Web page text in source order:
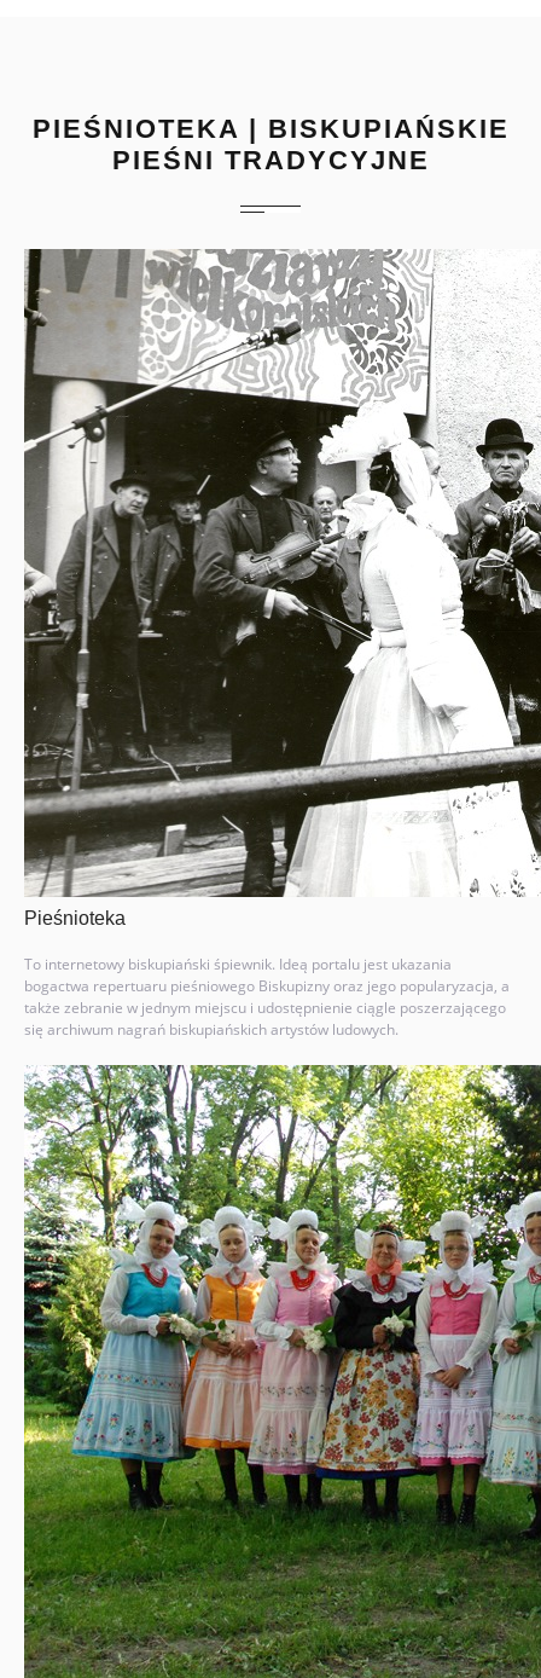
PIEŚNIOTEKA | BISKUPIAŃSKIE
PIEŚNI TRADYCYJNE
Pieśnioteka
To internetowy biskupiański śpiewnik. Ideą portalu jest ukazania
bogactwa repertuaru pieśniowego Biskupizny oraz jego popularyzacja, a
także zebranie w jednym miejscu i udostępnienie ciągle poszerzającego
się archiwum nagrań biskupiańskich artystów ludowych.